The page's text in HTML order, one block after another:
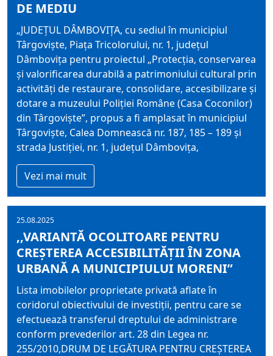
DE MEDIU
„JUDEȚUL DÂMBOVIȚA, cu sediul în municipiul
Târgoviște, Piața Tricolorului, nr. 1, județul
Dâmbovița pentru proiectul „Protecția, conservarea
și valorificarea durabilă a patrimoniului cultural prin
activități de restaurare, consolidare, accesibilizare și
dotare a muzeului Poliției Române (Casa Coconilor)
din Târgoviște”, propus a fi amplasat în municipiul
Târgoviște, Calea Domnească nr. 187, 185 – 189 și
strada Justiției, nr. 1, județul Dâmbovița,
Vezi mai mult
25.08.2025
,,VARIANTĂ OCOLITOARE PENTRU
CREȘTEREA ACCESIBILITĂȚII ÎN ZONA
URBANĂ A MUNICIPIULUI MORENI”
Lista imobilelor proprietate privată aflate în
coridorul obiectivului de investiţii, pentru care se
efectuează transferul dreptului de administrare
conform prevederilor art. 28 din Legea nr.
255/2010,DRUM DE LEGĂTURA PENTRU CREŞTEREA